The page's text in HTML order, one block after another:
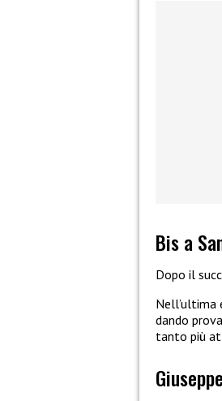
Bis a
Dopo il
Nell’ultima
dando
tanto più